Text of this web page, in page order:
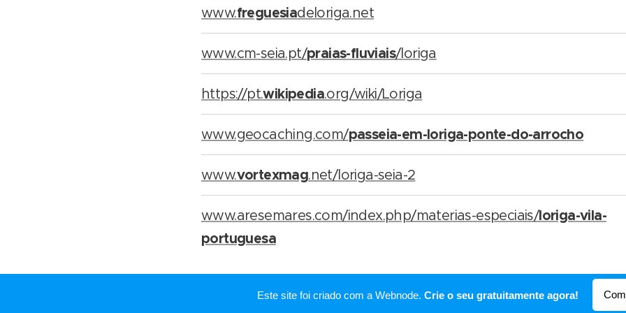
www.freguesiadeloriga.net
www.cm-seia.pt/praias-fluviais/loriga
https://pt.wikipedia.org/wiki/Loriga
www.geocaching.com/passeia-em-loriga-ponte-do-arrocho
www.vortexmag.net/loriga-seia-2
www.aresemares.com/index.php/materias-especiais/loriga-vila-
portuguesa
Este site foi criado com a Webnode. Crie o seu gratuitamente agora!